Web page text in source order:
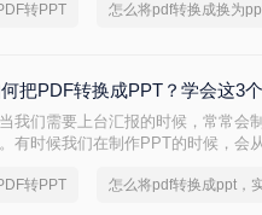
件。转PPT
把PDF转换成PPT？学会这3
我们需要上台汇报的时候，常常会
有时候我们在制作PPT的时候，会
？有需要将PDF转换成PPT的小伙伴
转PPT